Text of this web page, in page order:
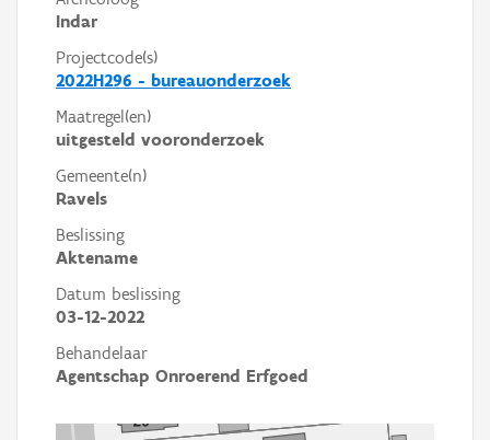
Indar
Projectcode(s)
2022H296 - bureauonderzoek
Maatregel(en)
uitgesteld vooronderzoek
Gemeente(n)
Ravels
Beslissing
Aktename
Datum beslissing
03-12-2022
Behandelaar
Agentschap Onroerend Erfgoed